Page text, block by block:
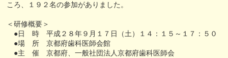
ころ、１９２名の参加がありました。
＜研修概要＞
●日 時 平成２８年９月１７日（土）１４：１５～１７：５０
●場 所 京都府歯科医師会館
●主 催 京都府、一般社団法人京都府歯科医師会